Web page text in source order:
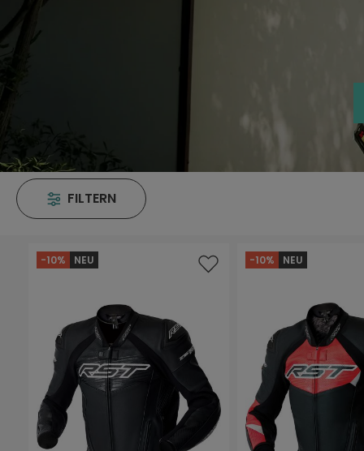
FILTERN
-10% NEU -10% NEU